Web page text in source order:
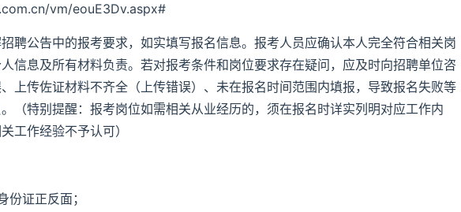
vm/eouE3Dv.aspx#
聘公告中的报考要求，如实填写报名信息。报考人员应确认本人完全符合相关岗
信息及所有材料负责。若对报考条件和岗位要求存在疑问，应及时向招聘单位咨
上传佐证材料不齐全（上传错误）、未在报名时间范围内填报，导致报名失败等
（特别提醒：报考岗位如需相关从业经历的，须在报名时详实列明对应工作内
工作经验不予认可）
份证正反面；